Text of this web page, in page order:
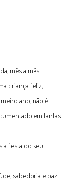
mês a mês.
criança feliz,
ano, não é
em tantas
a festa do seu
sabedoria e paz.